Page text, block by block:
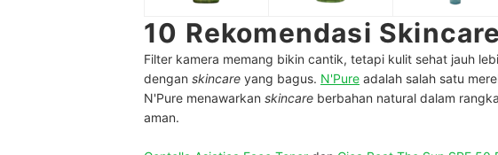
10 Rekomendasi
Filter kamera memang bikin cantik, tetapi kulit sehat jauh
dengan skincare yang bagus. N'Pure adalah salah satu
N'Pure menawarkan skincare berbahan natural dalam
aman.